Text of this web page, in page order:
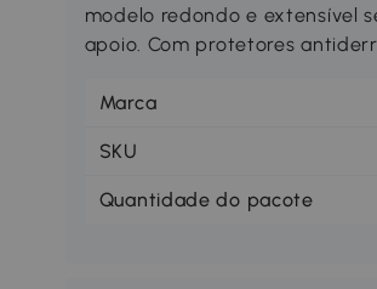
modelo redondo e extensível
apoio. Com protetores
Marca
SKU
Quantidade do pacote